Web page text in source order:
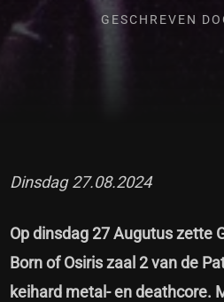
GESCHREVEN
Dinsdag 27.08.2024
Op dinsdag 27 Augutus zette
Born of Osiris zaal 2 van de
keihard metal- en deathcore.